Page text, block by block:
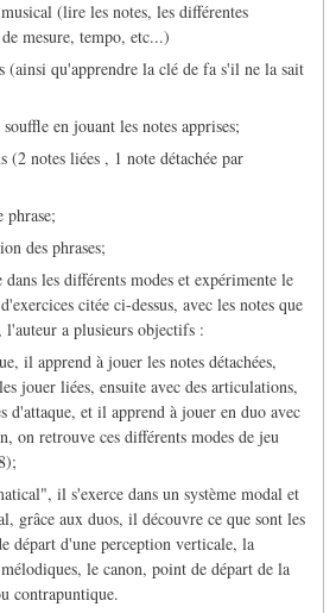
(lire les notes, les différentes
mesure, tempo, etc...)
(ainsi qu'apprendre la clé de fa s'il ne la sait
en jouant les notes apprises;
(2 notes liées , 1 note détachée par
phrase;
des phrases;
les différents modes et expérimente le
citée ci-dessus, avec les notes que
a plusieurs objectifs :
il apprend à jouer les notes détachées,
jouer liées, ensuite avec des articulations,
d'attaque, et il apprend à jouer en duo avec
on retrouve ces différents modes de jeu
il s'exerce dans un système modal et
grâce aux duos, il découvre ce que sont les
départ d'une perception verticale, la
le canon, point de départ de la
contrapuntique.